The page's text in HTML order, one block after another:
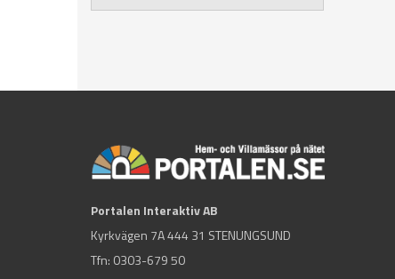
Portalen Interaktiv AB
Kyrkvägen 7A 444 31 STENUNGSUND
Tfn: 0303-679 50